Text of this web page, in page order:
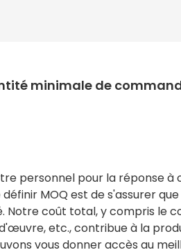
minimale de
personnel pour la réponse
MOQ est de s'assurer
Notre coût total, y compris le
etc., contribue à la
vous donner accès au